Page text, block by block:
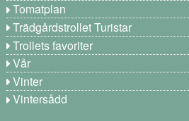
Tomatplan
Trädgårdstrollet Turistar
Trollets favoriter
Vår
Vinter
Vintersådd